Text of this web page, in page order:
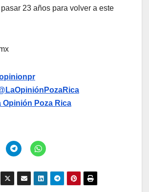
23 años para volver a este
Opinión Poza Rica